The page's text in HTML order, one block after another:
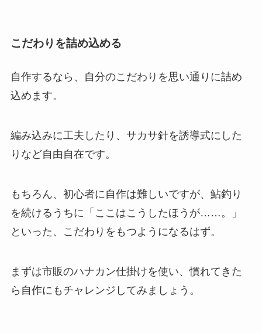
こだわりを詰め込める
自作するなら、自分のこだわりを思い通りに詰め
込めます。
編み込みに工夫したり、サカサ針を誘導式にした
りなど自由自在です。
もちろん、初心者に自作は難しいですが、鮎釣り
を続けるうちに「ここはこうしたほうが……。」
といった、こだわりをもつようになるはず。
まずは市販のハナカン仕掛けを使い、慣れてきた
ら自作にもチャレンジしてみましょう。